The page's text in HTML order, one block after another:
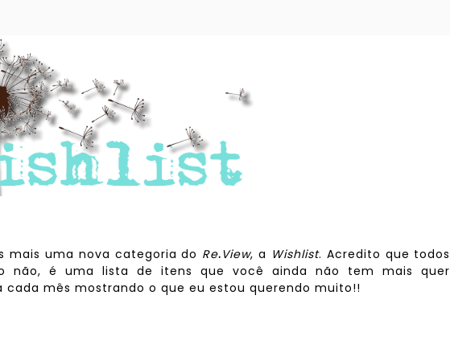
mais uma nova categoria do Re.View, a Wishlist. Acredito que todos
não, é uma lista de itens que você ainda não tem mais quer
mês mostrando o que eu estou querendo muito!!